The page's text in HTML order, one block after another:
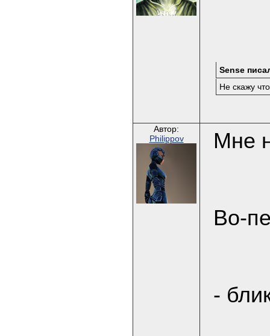
Sense
Не скажу
Автор:
Philippov
Мне
Во-
-